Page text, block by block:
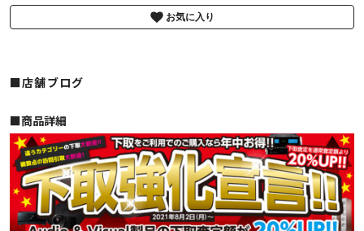
お気に入り
■店舗ブログ
■︎商品詳細